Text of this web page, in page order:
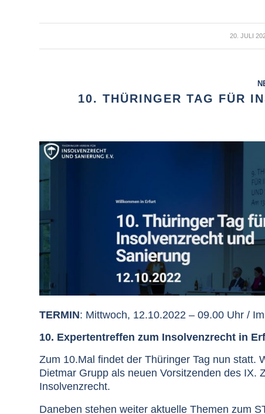
20. JULI
/
10. THÜRINGER TAG FÜR
TERMIN: Mittwoch, 12.10.2022 – 09.00 Uhr /
10. Expertentreffen zum Insolvenzrecht in
Zum 10.Mal findet der Thüringer Tag nun statt.
Dietmar Grupp als neuen Vorsitzenden des IX.
Insolvenzrecht.
Daneben stehen weiter aktuelle Themen zum